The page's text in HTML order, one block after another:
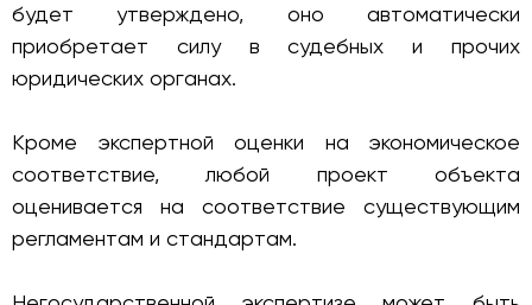
будет утверждено, оно автоматически
приобретает силу в судебных и прочих
юридических органах.
Кроме экспертной оценки на экономическое
соответствие, любой проект объекта
оценивается на соответствие существующим
регламентам и стандартам.